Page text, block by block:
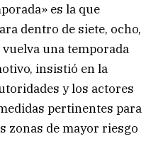
es la que
dentro de siete, ocho,
una temporada
insistió en la
y los actores
pertinentes para
zonas de mayor riesgo